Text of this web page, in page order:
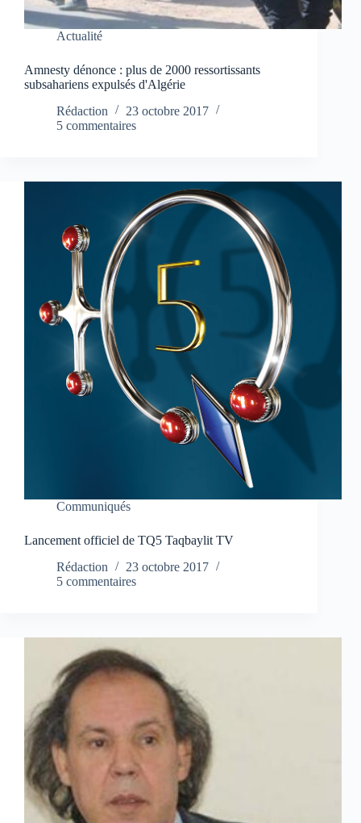
Actualité
Amnesty dénonce : plus de 2000 ressortissants
subsahariens expulsés d'Algérie
Rédaction
23 octobre 2017
5 commentaires
Communiqués
Lancement officiel de TQ5 Taqbaylit TV
Rédaction
23 octobre 2017
5 commentaires